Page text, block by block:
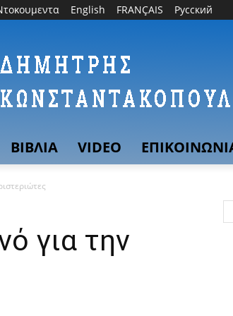
English FRANÇAIS Русский
ΒΙΒΛΙΑ VIDEO
για την